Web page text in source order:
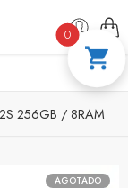
COMPRA
256GB / 8RAM
AGOTADO
0